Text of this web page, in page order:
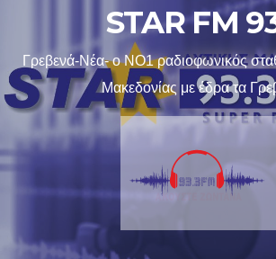
STAR FM
Γρεβενά-Νέα- ο ΝΟ1 ραδιοφωνικός
Μακεδονίας με έδρα τα